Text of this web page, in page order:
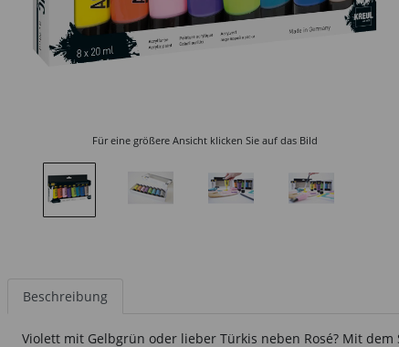
Für eine größere Ansicht klicken Sie auf das Bild
Beschreibung
Violett mit Gelbgrün oder lieber Türkis neben Rosé? Mit